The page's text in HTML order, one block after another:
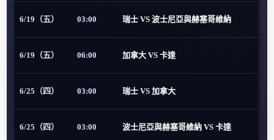
6/19（五） 03:00 瑞士 VS 波士尼亞與赫塞哥維納
6/19（五） 06:00 加拿大 VS 卡達
6/25（四） 03:00 瑞士 VS 加拿大
6/25（四） 03:00 波士尼亞與赫塞哥維納 VS 卡達